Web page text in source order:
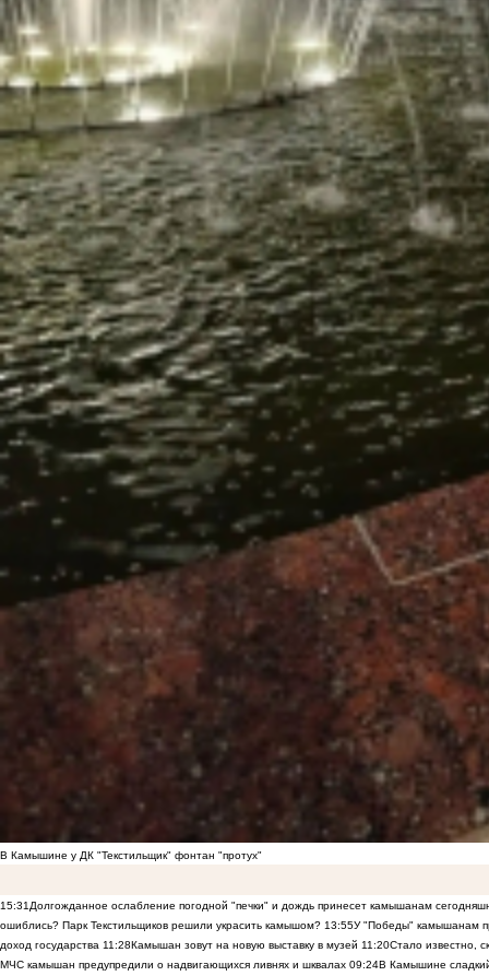
В Камышине у ДК "Текстильщик" фонтан "протух"
15:31 Долгожданное ослабление погодной "печки" и дождь принесет камышанам
ошиблись? Парк Текстильщиков решили украсить камышом? 13:55У "Победы" камышанам
доход государства 11:28Камышан зовут на новую выставку в музей 11:20Стало известно,
МЧС камышан предупредили о надвигающихся ливнях и шквалах 09:24В Камышине